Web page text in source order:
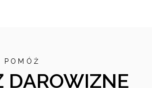
POMÓŻ
DAROWIZNE